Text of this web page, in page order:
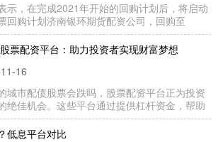
示，在完成2021年开始的回购计划后，将启动
回购计划济南银环期货配资公司，回购至
票配资平台：助力投资者实现财富梦想
16
城市配债股票会跌吗，股票配资平台正为投资
绝佳机会。这些平台通过提供杠杆资金，帮助
低息平台对比